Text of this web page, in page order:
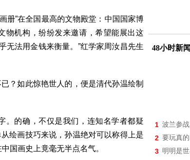
册”在全国最高的文物殿堂：中国国家博
物机构，纷纷发来邀请，希望能展出这
无法用金钱来衡量。”红学家周汝昌先生
？如此惊艳世人的，便是清代孙温绘制
的确，不仅是我们，连知名学者都疑
绘画技巧来说，孙温绝对可以称得上是
国画史上竟毫无半点名气。
48小时新
1 波兰参战
2 要玩真
3 明明是